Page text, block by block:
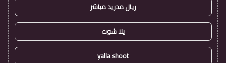
ريال مدريد مباشر
يلا شوت
yalla shoot